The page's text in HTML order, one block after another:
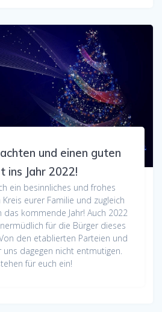
und einen guten
ins Jahr 2022!
ein besinnliches und frohes
eurer Familie und zugleich
das kommende Jahr! Auch 2022
für die Bürger dieses
den etablierten Parteien und
dagegen nicht entmutigen.
für euch ein!